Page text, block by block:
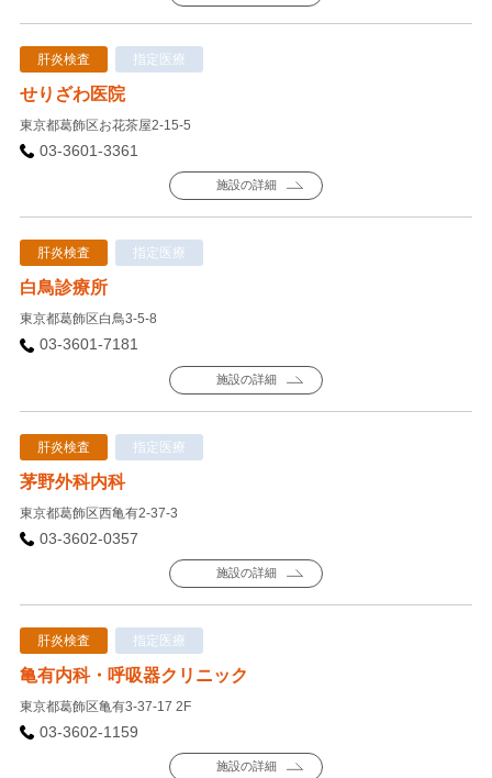
肝炎検査 指定医療
せりざわ医院
東京都葛飾区お花茶屋2-15-5
03-3601-3361
施設の詳細
肝炎検査 指定医療
白鳥診療所
東京都葛飾区白鳥3-5-8
03-3601-7181
施設の詳細
肝炎検査 指定医療
茅野外科内科
東京都葛飾区西亀有2-37-3
03-3602-0357
施設の詳細
肝炎検査 指定医療
亀有内科・呼吸器クリニック
東京都葛飾区亀有3-37-17 2F
03-3602-1159
施設の詳細